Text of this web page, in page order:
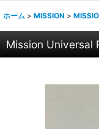
ホーム > MISSION >
Mission Universal